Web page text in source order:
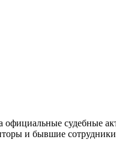
судебные
и бывшие